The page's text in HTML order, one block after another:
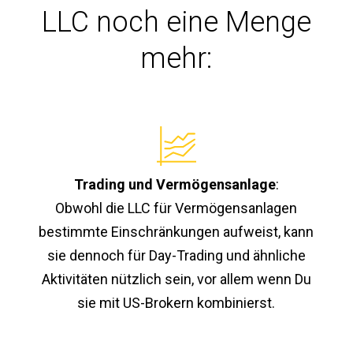
LLC noch eine Menge
mehr:
Trading und Vermögensanlage:
Obwohl die LLC für Vermögensanlagen
bestimmte Einschränkungen aufweist, kann
sie dennoch für Day-Trading und ähnliche
Aktivitäten nützlich sein, vor allem wenn Du
sie mit US-Brokern kombinierst.